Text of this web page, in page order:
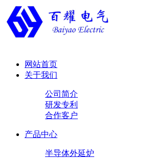
网站首页
关于我们
公司简介
研发专利
合作客户
产品中心
半导体外延炉